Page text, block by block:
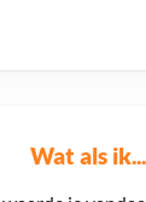
Wat als